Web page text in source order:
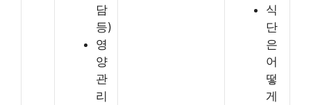
담
등)
영
양
관
리
식
단
은
어
떻
게